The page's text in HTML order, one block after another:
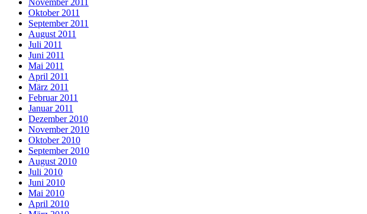
November 2011
Oktober 2011
September 2011
August 2011
Juli 2011
Juni 2011
Mai 2011
April 2011
März 2011
Februar 2011
Januar 2011
Dezember 2010
November 2010
Oktober 2010
September 2010
August 2010
Juli 2010
Juni 2010
Mai 2010
April 2010